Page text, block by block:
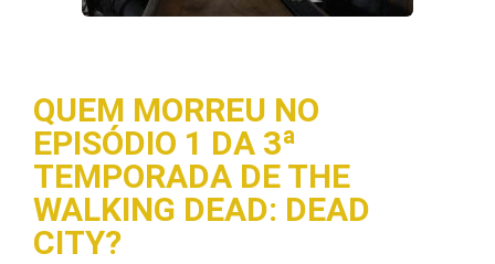
QUEM MORREU NO
EPISÓDIO 1 DA 3ª
TEMPORADA DE THE
WALKING DEAD: DEAD
CITY?